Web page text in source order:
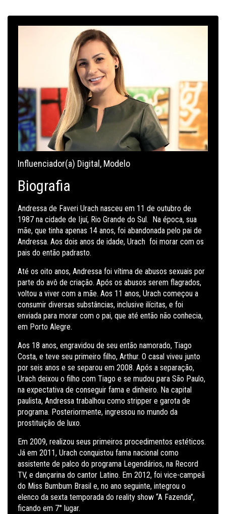
Influenciador(a) Digital , Modelo
Biografia
Andressa de Faveri Urach nasceu em 11 de outubro de
1987 na cidade de Ijuí, Rio Grande do Sul. Na época, sua
mãe, que tinha apenas 14 anos, foi abandonada pelo pai de
Andressa. Aos dois anos de idade, Urach foi morar com os
pais do então padrasto.
Até os oito anos, Andressa foi vítima de abusos sexuais por
parte do avô de criação. Após os abusos serem flagrados,
voltou a viver com a mãe. Aos 11 anos, Urach começou a
consumir diversas substâncias, inclusive ilícitas, e foi
enviada para morar com o pai, que até então não conhecia,
em Porto Alegre.
Aos 18 anos, engravidou de seu então namorado, Tiago
Costa, e teve seu primeiro filho, Arthur. O casal viveu junto
por seis anos e se separou em 2008. Após a separação,
Urach deixou o filho com Tiago e se mudou para São Paulo,
na expectativa de conseguir fama e dinheiro. Na capital
paulista, Andressa trabalhou como stripper e garota de
programa. Posteriormente, ingressou no mundo da
prostituição de luxo.
Em 2009, realizou seus primeiros procedimentos estéticos.
Já em 2011, Urach conquistou fama nacional como
assistente de palco do programa Legendários, na Record
TV, e dançarina do cantor Latino. Em 2012, foi vice-campeã
do Miss Bumbum Brasil e, no ano seguinte, integrou o
elenco da sexta temporada do reality show “A Fazenda”,
ficando em 7° lugar.